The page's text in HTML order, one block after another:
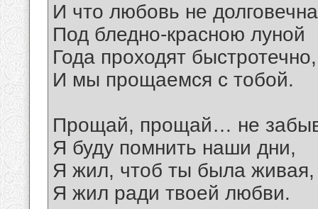
И что любовь не
Под бледно-красною луной
Года проходят быстротечно,
И мы прощаемся с тобой.
Прощай, прощай… не
Я буду помнить наши дни,
Я жил, чтоб ты была живая,
Я жил ради твоей любви.